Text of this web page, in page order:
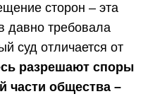
сторон – эта
давно требовала
суд отличается от
разрешают споры
части общества –